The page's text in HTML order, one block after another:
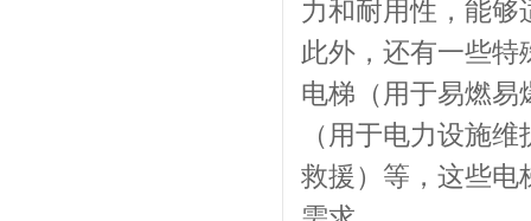
力和耐用性，能够
此外，还有一些
电梯（用于易燃易
（用于电力设施
救援）等，这些电